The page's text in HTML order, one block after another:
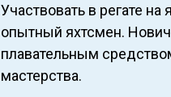
Участвовать в регате
опытный яхтсмен.
плавательным
мастерства.